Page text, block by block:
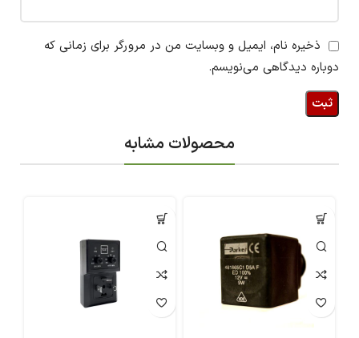
ذخیره نام، ایمیل و وبسایت من در مرورگر برای زمانی که
دوباره دیدگاهی می‌نویسم.
محصولات مشابه